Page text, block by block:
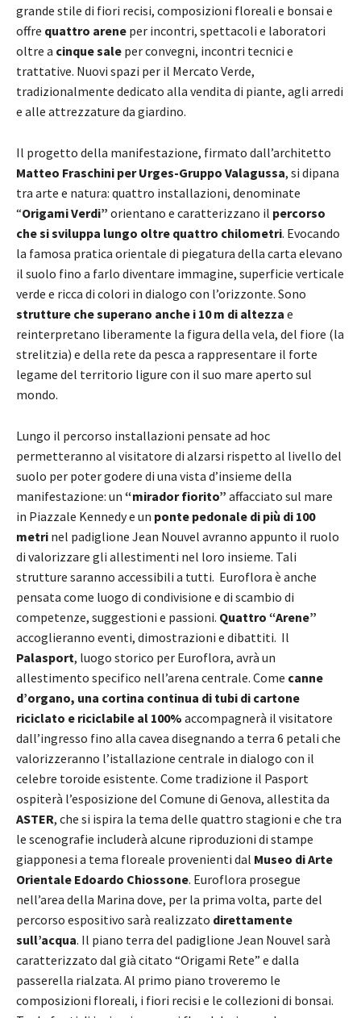
grande stile di fiori recisi, composizioni floreali e bonsai e
offre quattro arene per incontri, spettacoli e laboratori
oltre a cinque sale per convegni, incontri tecnici e
trattative. Nuovi spazi per il Mercato Verde,
tradizionalmente dedicato alla vendita di piante, agli arredi
e alle attrezzature da giardino.
Il progetto della manifestazione, firmato dall’architetto
Matteo Fraschini per Urges-Gruppo Valagussa, si dipana
tra arte e natura: quattro installazioni, denominate
“Origami Verdi” orientano e caratterizzano il percorso
che si sviluppa lungo oltre quattro chilometri. Evocando
la famosa pratica orientale di piegatura della carta elevano
il suolo fino a farlo diventare immagine, superficie verticale
verde e ricca di colori in dialogo con l’orizzonte. Sono
strutture che superano anche i 10 m di altezza e
reinterpretano liberamente la figura della vela, del fiore (la
strelitzia) e della rete da pesca a rappresentare il forte
legame del territorio ligure con il suo mare aperto sul
mondo.
Lungo il percorso installazioni pensate ad hoc
permetteranno al visitatore di alzarsi rispetto al livello del
suolo per poter godere di una vista d’insieme della
manifestazione: un “mirador fiorito” affacciato sul mare
in Piazzale Kennedy e un ponte pedonale di più di 100
metri nel padiglione Jean Nouvel avranno appunto il ruolo
di valorizzare gli allestimenti nel loro insieme. Tali
strutture saranno accessibili a tutti. Euroflora è anche
pensata come luogo di condivisione e di scambio di
competenze, suggestioni e passioni. Quattro “Arene”
accoglieranno eventi, dimostrazioni e dibattiti. Il
Palasport, luogo storico per Euroflora, avrà un
allestimento specifico nell’arena centrale. Come canne
d’organo, una cortina continua di tubi di cartone
riciclato e riciclabile al 100% accompagnerà il visitatore
dall’ingresso fino alla cavea disegnando a terra 6 petali che
valorizzeranno l’istallazione centrale in dialogo con il
celebre toroide esistente. Come tradizione il Pasport
ospiterà l’esposizione del Comune di Genova, allestita da
ASTER, che si ispira la tema delle quattro stagioni e che tra
le scenografie includerà alcune riproduzioni di stampe
giapponesi a tema floreale provenienti dal Museo di Arte
Orientale Edoardo Chiossone. Euroflora prosegue
nell’area della Marina dove, per la prima volta, parte del
percorso espositivo sarà realizzato direttamente
sull’acqua. Il piano terra del padiglione Jean Nouvel sarà
caratterizzato dal già citato “Origami Rete” e dalla
passerella rialzata. Al primo piano troveremo le
composizioni floreali, i fiori recisi e le collezioni di bonsai.